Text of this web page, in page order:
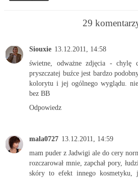
29
Siouxie 13.12.2011, 14:58
świetne, odważne zdjęcia -
pryszczatej buźce jest bardzo
kolorytu i jej ogólnego wyglądu.
bez BB
Odpowiedz
mala0727 13.12.2011, 14:59
mam puder z Jadwigi ale do cery
rozczarował mnie, zapchał pory,
skóry to efekt innego kosmetyku,